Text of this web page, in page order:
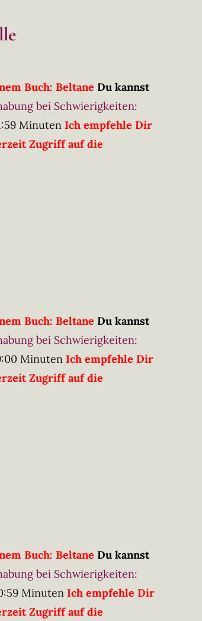
Buch: Beltane Du kannst
bei Schwierigkeiten:
Minuten Ich empfehle Dir
Zugriff auf die
Buch: Beltane Du kannst
bei Schwierigkeiten:
Minuten Ich empfehle Dir
Zugriff auf die
Buch: Beltane Du kannst
bei Schwierigkeiten:
Minuten Ich empfehle Dir
Zugriff auf die